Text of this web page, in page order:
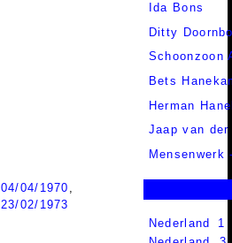
Ida Bons
Ditty
Schoonzoon
Bets
Herman
Jaap van der
Mensenwerk
04/04/1970 ,
23/02/1973
Nederland